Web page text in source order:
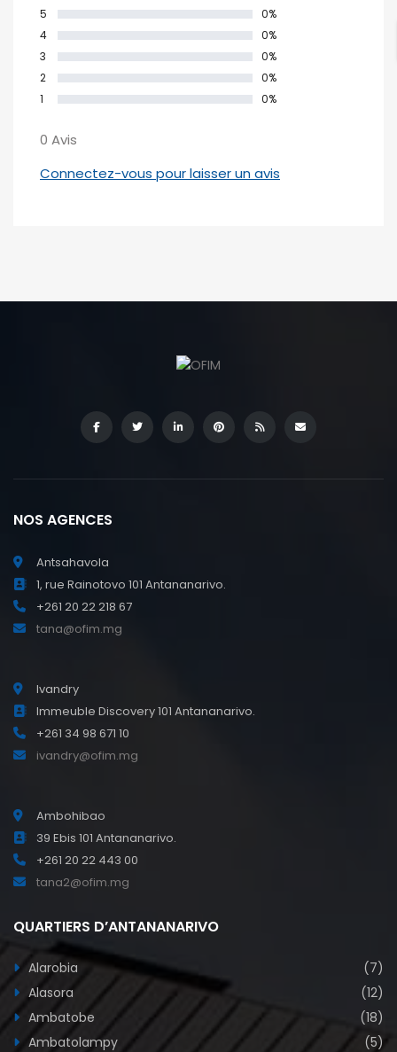
5
0%
4
0%
3
0%
2
0%
1
0%
0 Avis
Connectez-vous pour laisser un avis
NOS AGENCES
Antsahavola
1, rue Rainotovo 101 Antananarivo.
+261 20 22 218 67
tana@ofim.mg
Ivandry
Immeuble Discovery 101 Antananarivo.
+261 34 98 671 10
ivandry@ofim.mg
Ambohibao
39 Ebis 101 Antananarivo.
+261 20 22 443 00
tana2@ofim.mg
QUARTIERS D’ANTANANARIVO
Alarobia
(7)
Alasora
(12)
Ambatobe
(18)
Ambatolampy
(5)